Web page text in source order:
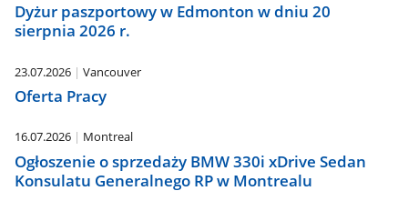
Dyżur paszportowy w Edmonton w dniu 20
sierpnia 2026 r.
23.07.2026 Vancouver
Oferta Pracy
16.07.2026 Montreal
Ogłoszenie o sprzedaży BMW 330i xDrive Sedan
Konsulatu Generalnego RP w Montrealu